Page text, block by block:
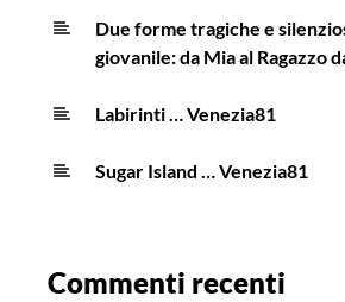
Due forme tragiche e
giovanile: da Mia al Ragazzo
Labirinti … Venezia81
Sugar Island … Venezia81
Commenti recenti